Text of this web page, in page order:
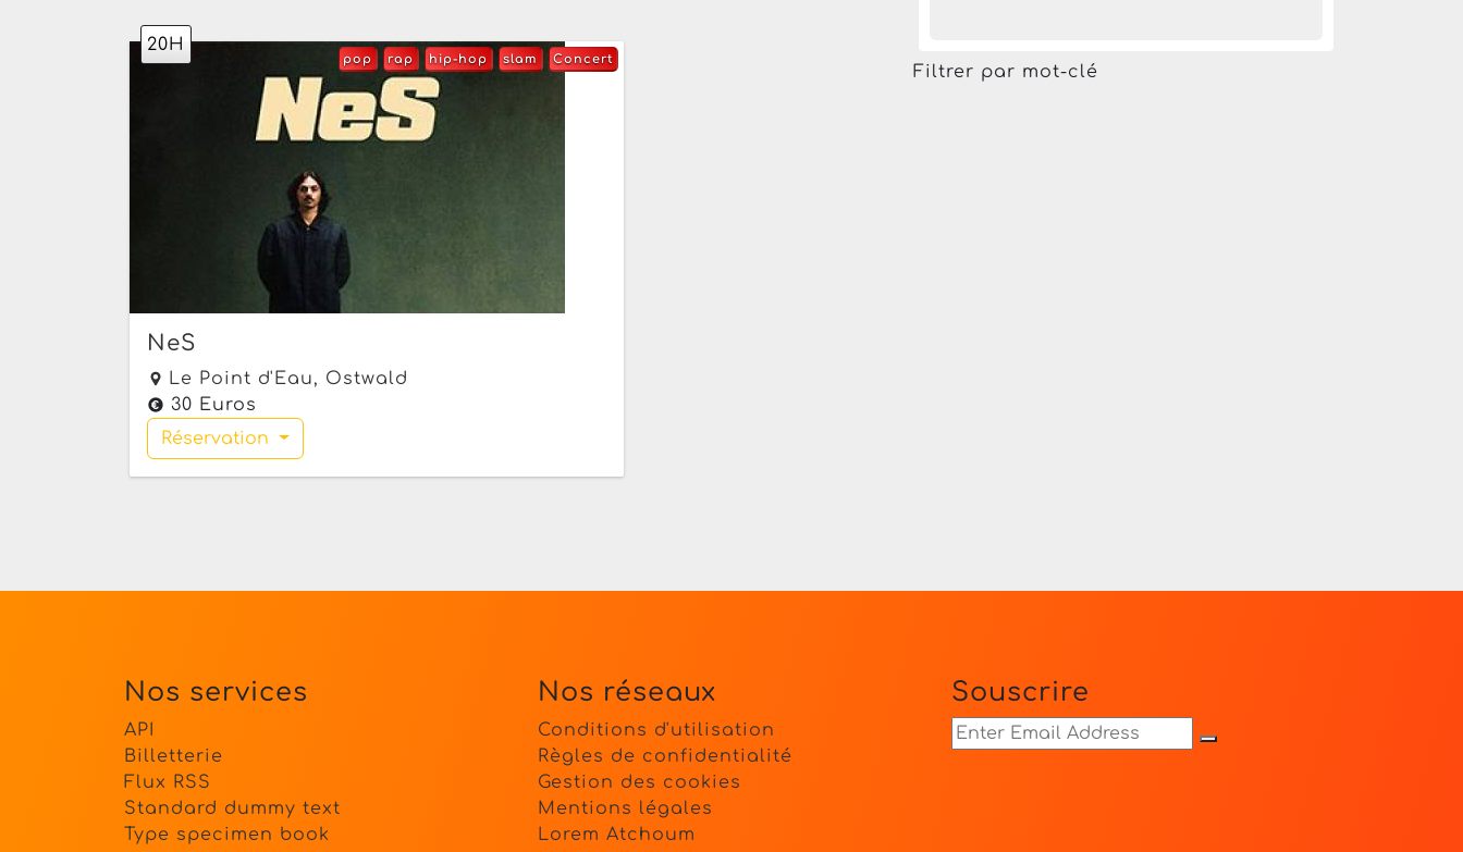
Filtrer par mot-clé
20H
Concert
slam
hip-hop
rap
pop
NeS
Le Point d'Eau, Ostwald
30 Euros
Réservation
Nos services
API
Billetterie
Flux RSS
Standard dummy text
Type specimen book
Nos réseaux
Conditions d'utilisation
Règles de confidentialité
Gestion des cookies
Mentions légales
Lorem Atchoum
Souscrire